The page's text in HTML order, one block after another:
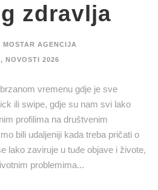
zdravlja
MOSTAR AGENCIJA
, NOVOSTI 2026
vremenu gdje je sve
ili swipe, gdje su nam svi lako
profilima na društvenim
bili udaljeniji kada treba pričati o
lako zaviruje u tuđe objave i živote,
problemima...